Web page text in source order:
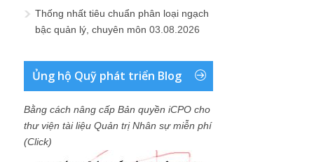
Thống nhất tiêu chuẩn phân loại ngạch
bậc quản lý, chuyên môn 03.08.2026
Ủng hộ Quỹ phát triển Blog
Bằng cách nâng cấp Bản quyền iCPO cho
thư viện tài liệu Quản trị Nhân sự miễn phí
(Click)